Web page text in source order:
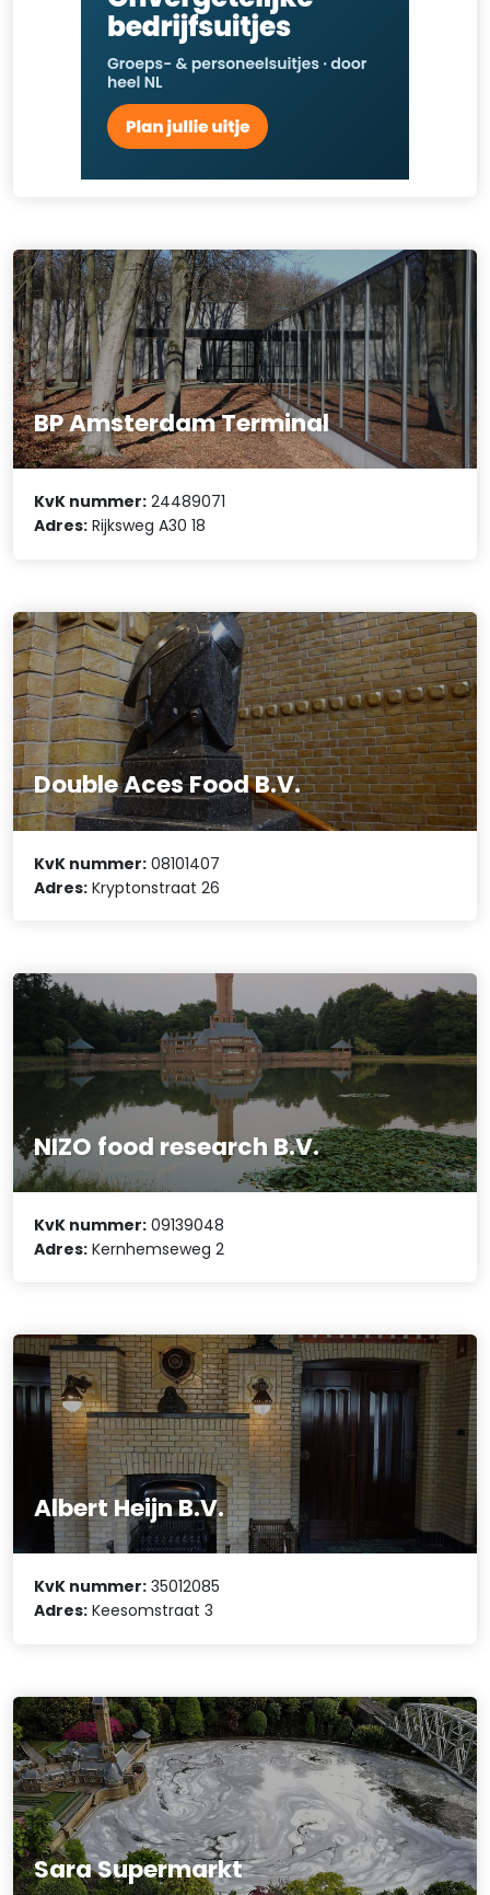
BP Amsterdam Terminal
KvK nummer: 24489071
Adres: Rijksweg A30 18
Double Aces Food B.V.
KvK nummer: 08101407
Adres: Kryptonstraat 26
NIZO food research B.V.
KvK nummer: 09139048
Adres: Kernhemseweg 2
Albert Heijn B.V.
KvK nummer: 35012085
Adres: Keesomstraat 3
Sara Supermarkt